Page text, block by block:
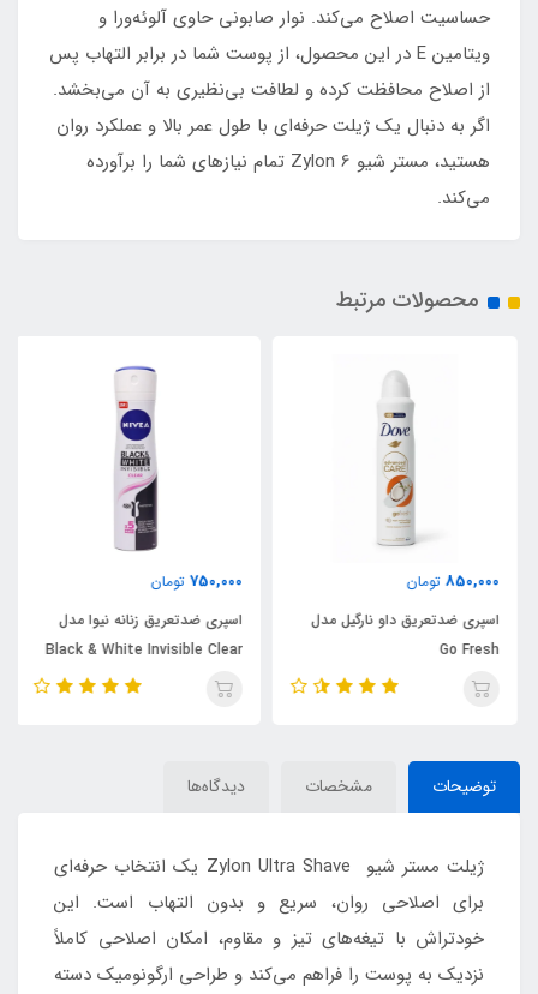
حساسیت اصلاح می‌کند. نوار صابونی حاوی آلوئه‌ورا و
ویتامین E در این محصول، از پوست شما در برابر التهاب پس
از اصلاح محافظت کرده و لطافت بی‌نظیری به آن می‌بخشد.
اگر به دنبال یک ژیلت حرفه‌ای با طول عمر بالا و عملکرد روان
هستید، مستر شیو Zylon 6 تمام نیازهای شما را برآورده
می‌کند.
محصولات مرتبط
850,000 تومان
اسپری ضدتعریق داو نارگیل مدل
Go Fresh
750,000 تومان
اسپری ضدتعریق زنانه نیوا مدل
Black & White Invisible Clear
توضیحات مشخصات دیدگاه‌ها
ژیلت مستر شیو Zylon Ultra Shave یک انتخاب حرفه‌ای
برای اصلاحی روان، سریع و بدون التهاب است. این
خودتراش با تیغه‌های تیز و مقاوم، امکان اصلاحی کاملاً
نزدیک به پوست را فراهم می‌کند و طراحی ارگونومیک دسته